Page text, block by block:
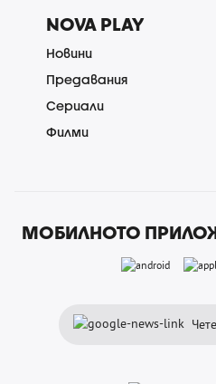
NOVA PLAY
Новини
Предавания
Сериали
Филми
МОБИЛНОТО